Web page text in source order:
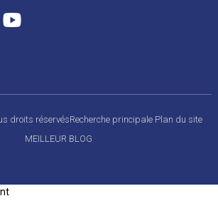
droits réservésRecherche principale Plan du site
MEILLEUR BLOG